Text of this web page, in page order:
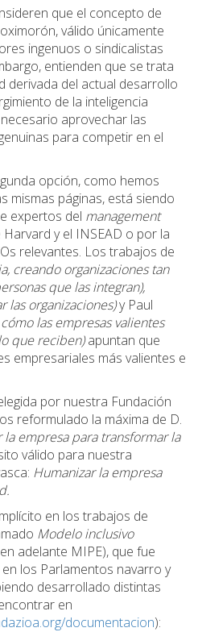
que el concepto de
válido únicamente
ingenuos o sindicalistas
entienden que se trata
derivada del actual desarrollo
de la inteligencia
aprovechar las
para competir en el
opción, como hemos
mismas páginas, está siendo
expertos del management
y el INSEAD o por la
relevantes. Los trabajos de
creando organizaciones tan
que las integran),
las organizaciones)y Paul
las empresas valientes
que reciben)apuntan que
empresariales más valientes e
por nuestra Fundación
reformulado la máxima de D.
la empresa para transformar la
válido para nuestra
Humanizar la empresa
en los trabajos de
Modelo inclusivo
adelante MIPE), que fue
los Parlamentos navarro y
desarrollado distintas
en
documentacion):